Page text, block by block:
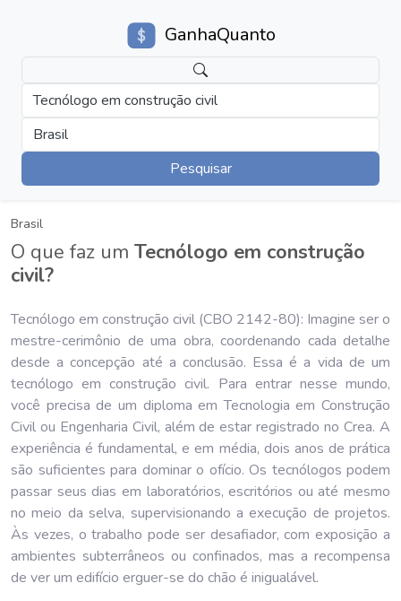
GanhaQuanto
Tecnólogo em construção civil
Brasil
Pesquisar
Brasil
O que faz um Tecnólogo em construção
civil?
Tecnólogo em construção civil (CBO 2142-80): Imagine ser o
mestre-cerimônio de uma obra, coordenando cada detalhe
desde a concepção até a conclusão. Essa é a vida de um
tecnólogo em construção civil. Para entrar nesse mundo,
você precisa de um diploma em Tecnologia em Construção
Civil ou Engenharia Civil, além de estar registrado no Crea. A
experiência é fundamental, e em média, dois anos de prática
são suficientes para dominar o ofício. Os tecnólogos podem
passar seus dias em laboratórios, escritórios ou até mesmo
no meio da selva, supervisionando a execução de projetos.
Às vezes, o trabalho pode ser desafiador, com exposição a
ambientes subterrâneos ou confinados, mas a recompensa
de ver um edifício erguer-se do chão é inigualável.